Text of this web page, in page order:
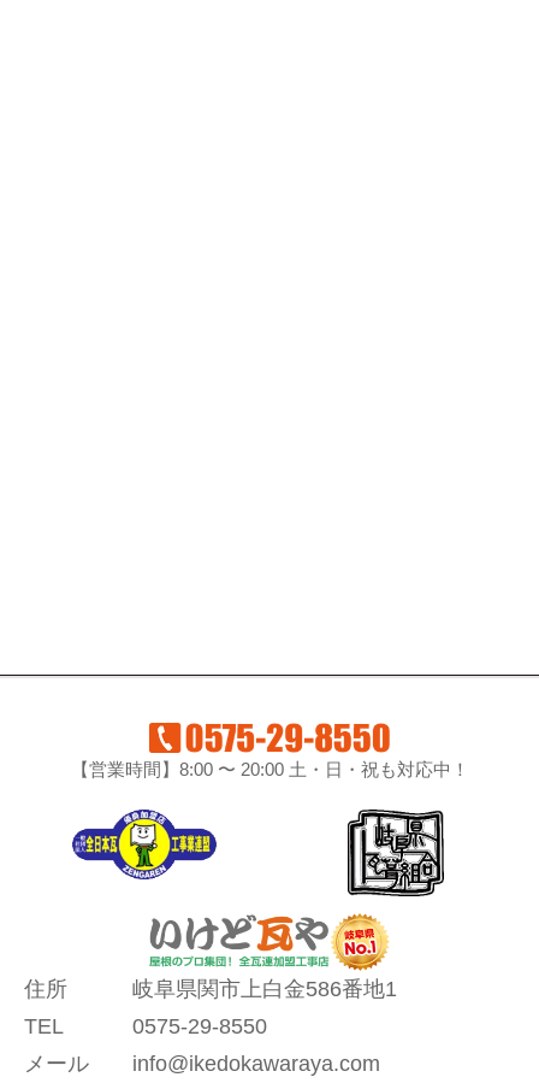
【営業時間】8:00 〜 20:00 土・日・祝も対応中！
住所
岐阜県関市上白金586番地1
TEL
0575-29-8550
メール
info@ikedokawaraya.com